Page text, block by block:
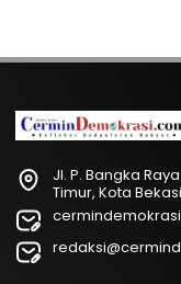
Jl. P. Bangka
Timur, Kota Bekasi,